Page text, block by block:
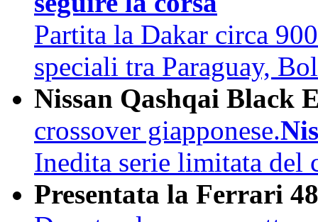
Partita la Dakar circa
speciali tra Paraguay,
Nissan Qashqai Black
crossover giapponese.
Inedita serie limitata del
Presentata la Ferrari